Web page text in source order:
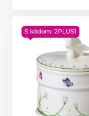
S kódom: 2PLUS1